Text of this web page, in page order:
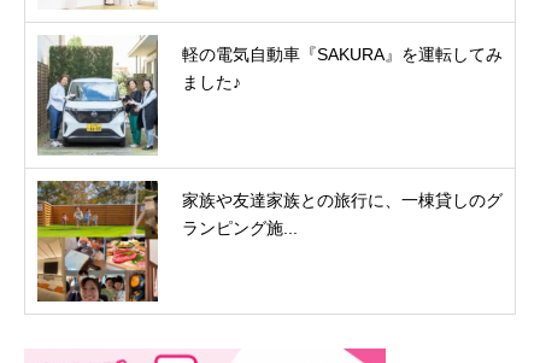
軽の電気自動車『SAKURA』を運転してみ
ました♪
家族や友達家族との旅行に、一棟貸しのグ
ランピング施...